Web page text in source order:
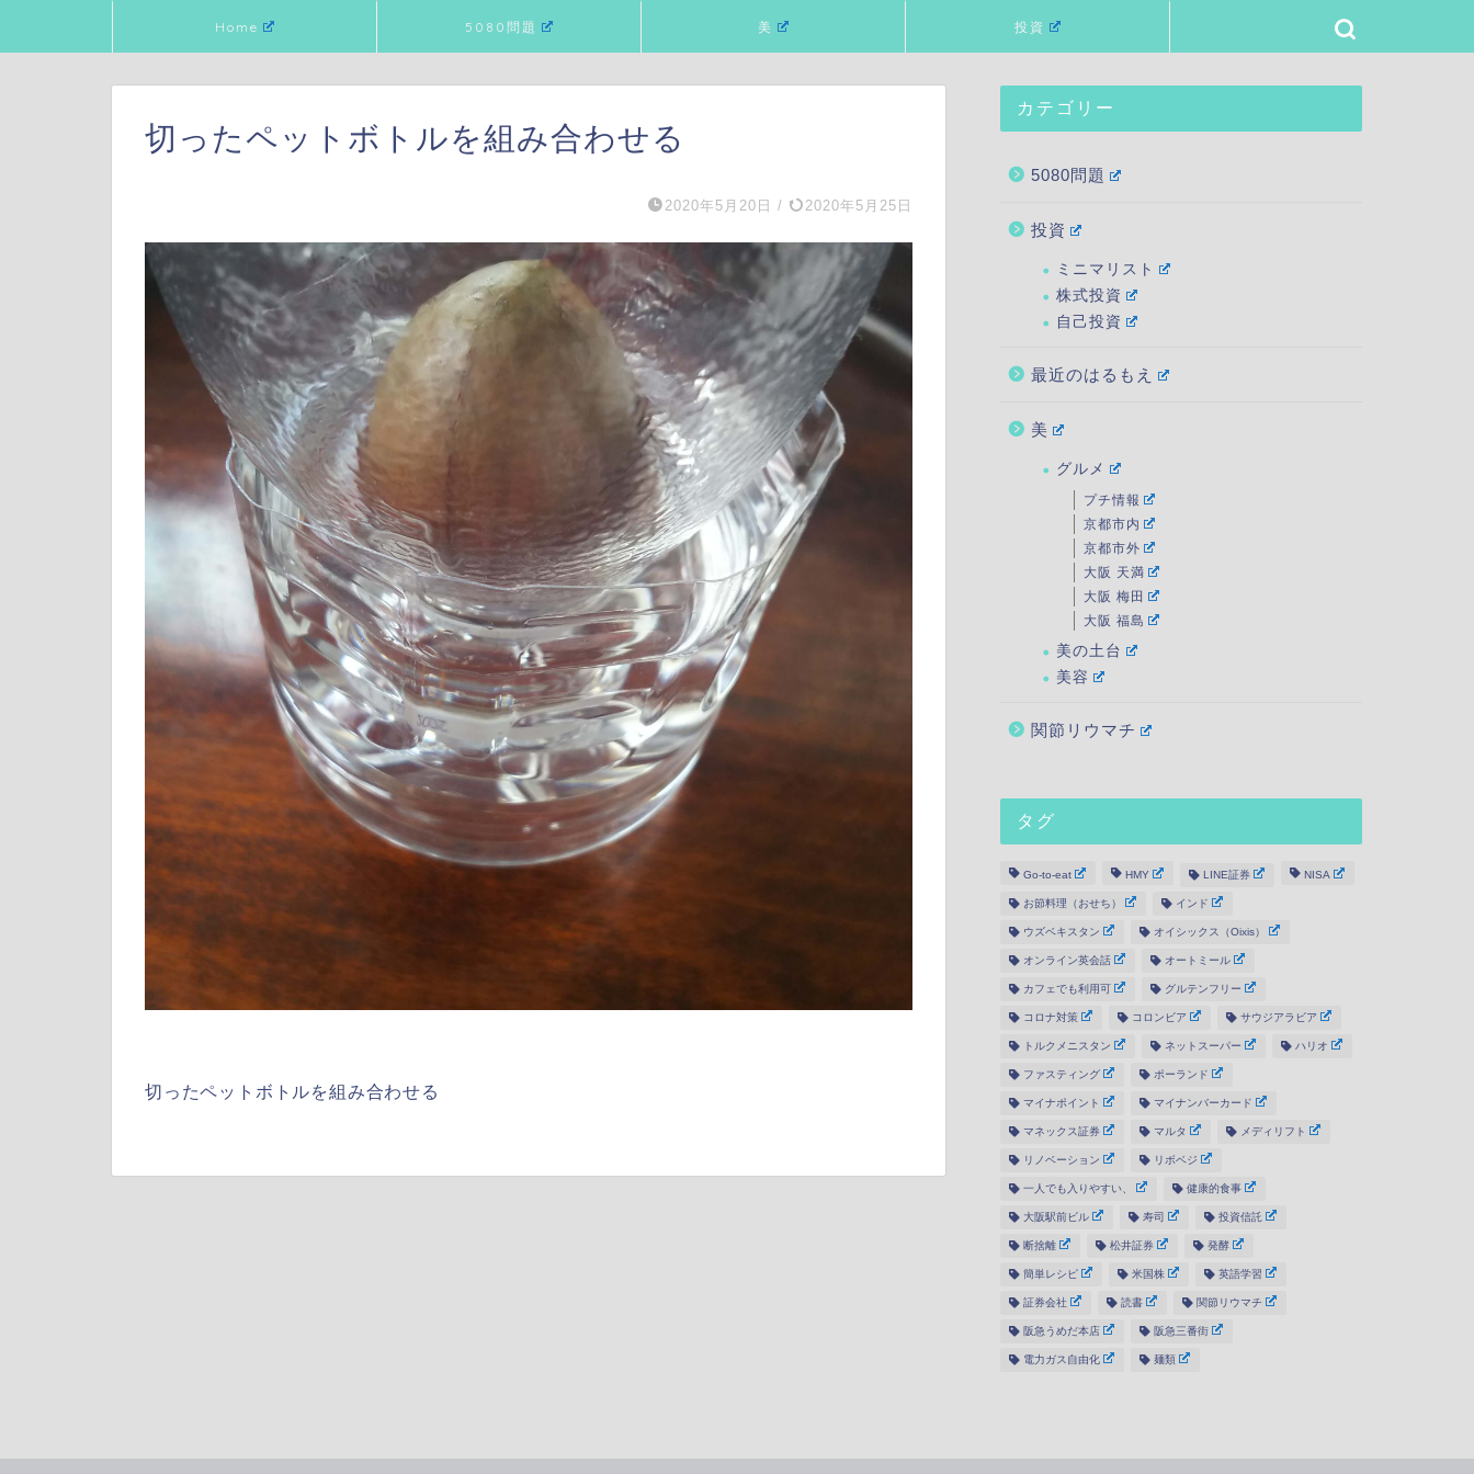
Home 5080問題 美 投資
切ったペットボトルを組み合わせる
2020年5月20日 / 2020年5月25日
切ったペットボトルを組み合わせる
カテゴリー
5080問題
投資
ミニマリスト
株式投資
自己投資
最近のはるもえ
美
グルメ
プチ情報
京都市内
京都市外
大阪 天満
大阪 梅田
大阪 福島
美の土台
美容
関節リウマチ
タグ
Go-to-eat HMY LINE証券 NISA
お節料理（おせち） インド
ウズベキスタン オイシックス（Oixis）
オンライン英会話 オートミール
カフェでも利用可 グルテンフリー
コロナ対策 コロンビア サウジアラビア
トルクメニスタン ネットスーパー ハリオ
ファスティング ポーランド
マイナポイント マイナンバーカード
マネックス証券 マルタ メディリフト
リノベーション リボベジ
一人でも入りやすい、 健康的食事
大阪駅前ビル 寿司 投資信託
断捨離 松井証券 発酵
簡単レシピ 米国株 英語学習
証券会社 読書 関節リウマチ
阪急うめだ本店 阪急三番街
電力ガス自由化 麺類